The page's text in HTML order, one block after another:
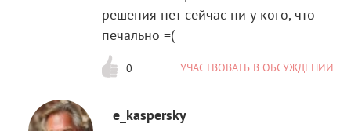
решения нет сейчас ни у кого, что
печально =(
0 УЧАСТВОВАТЬ В ОБСУЖДЕНИИ
e_kaspersky